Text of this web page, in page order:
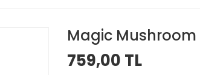
Magic
759,00 TL